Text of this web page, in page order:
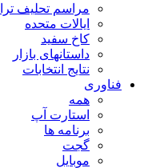
مراسم تحلیف
ایالات متحده
کاخ سفید
داستانهای بازار
نتایج انتخابات
فناوری
همه
استارت آپ
برنامه ها
گجت
موبایل